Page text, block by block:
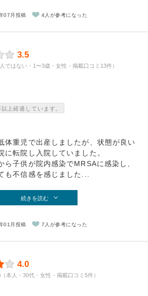
07月投稿 4人が参考になった
3.5
ではない・1〜3歳・女性・掲載口コミ13件）
上経過しています。
体重児で出産しましたが、状態が良い
に転院し入院していました。
ら子供が院内感染でMRSAに感染し、
も不信感を感じました...
続きを読む
01月投稿 7人が参考になった
4.0
本人・30代・女性・掲載口コミ5件）